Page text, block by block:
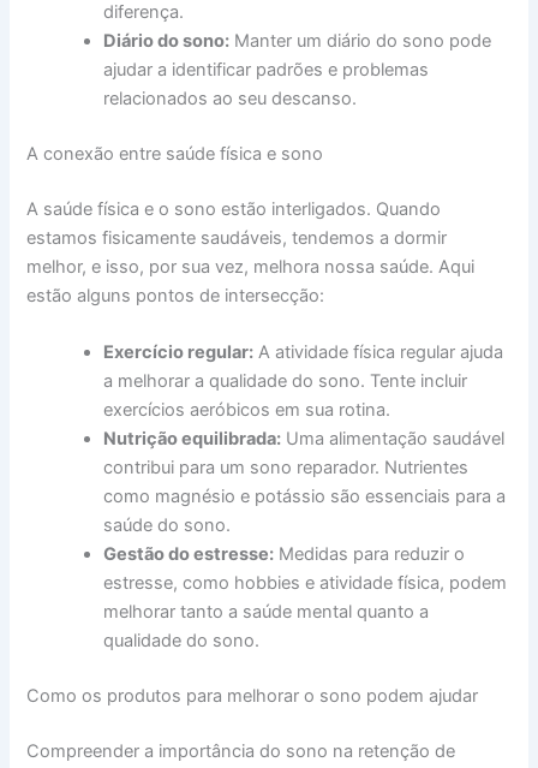
diferença.
Diário do sono: Manter um diário do sono pode
ajudar a identificar padrões e problemas
relacionados ao seu descanso.
A conexão entre saúde física e sono
A saúde física e o sono estão interligados. Quando
estamos fisicamente saudáveis, tendemos a dormir
melhor, e isso, por sua vez, melhora nossa saúde. Aqui
estão alguns pontos de intersecção:
Exercício regular: A atividade física regular ajuda
a melhorar a qualidade do sono. Tente incluir
exercícios aeróbicos em sua rotina.
Nutrição equilibrada: Uma alimentação saudável
contribui para um sono reparador. Nutrientes
como magnésio e potássio são essenciais para a
saúde do sono.
Gestão do estresse: Medidas para reduzir o
estresse, como hobbies e atividade física, podem
melhorar tanto a saúde mental quanto a
qualidade do sono.
Como os produtos para melhorar o sono podem ajudar
Compreender a importância do sono na retenção de